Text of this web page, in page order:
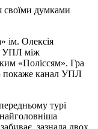
своїми думками
ім. Олексія
УПЛ між
«Поліссям». Гра
покаже канал УПЛ
турі
зазнала двох